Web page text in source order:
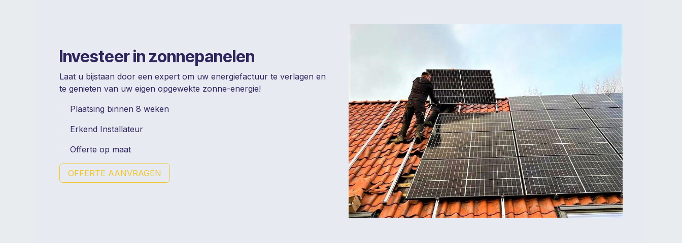
Investeer in zonnepanelen
Laat u bijstaan door een expert om uw energiefactuur te verlagen en
te genieten van uw eigen opgewekte zonne-energie!
Plaatsing binnen 8 weken
Erkend Installateur
Offerte op maat
OFFERTE AANVRAGEN